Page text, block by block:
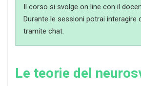
Il corso si svolge on line con il
Durante le sessioni potrai interagire
tramite chat.
Le teorie del